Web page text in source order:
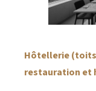
Hôtellerie
restauration et